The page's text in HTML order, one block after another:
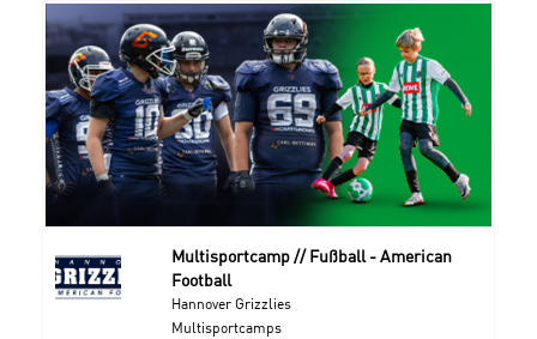
Multisportcamp // Fußball - American
Football
Hannover Grizzlies
Multisportcamps